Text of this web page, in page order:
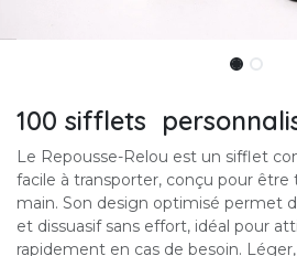
100 sifflets
Le Repousse-Relou est un sifflet
facile à transporter, conçu pour être
main. Son design optimisé permet
et dissuasif sans effort, idéal pour
rapidement en cas de besoin.